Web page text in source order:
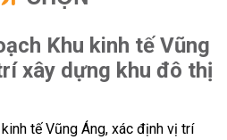
Khu kinh tế Vũng
xây dựng khu đô thị